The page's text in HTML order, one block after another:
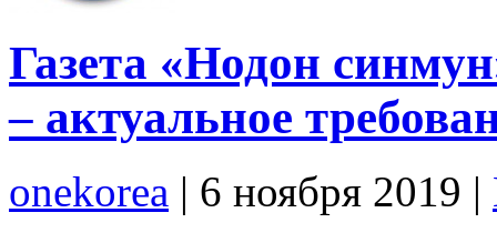
Газета «Нодон
– актуальное
onekorea | 6 ноября 2019 |